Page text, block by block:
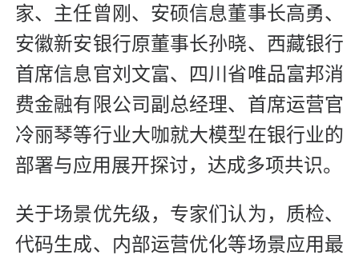
家、主任曾刚、安硕信息董事长高勇、
安徽新安银行原董事长孙晓、西藏银行
首席信息官刘文富、四川省唯品富邦消
费金融有限公司副总经理、首席运营官
冷丽琴等行业大咖就大模型在银行业的
部署与应用展开探讨，达成多项共识。
关于场景优先级，专家们认为，质检、
代码生成、内部运营优化等场景应用最